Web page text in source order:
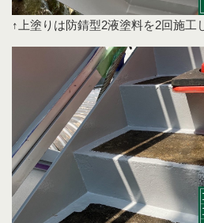
↑上塗りは防錆型2液塗料を2回施工